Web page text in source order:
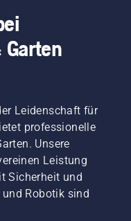
Garten
Leidenschaft für
professionelle
Unsere
Leistung
Sicherheit und
Robotik sind